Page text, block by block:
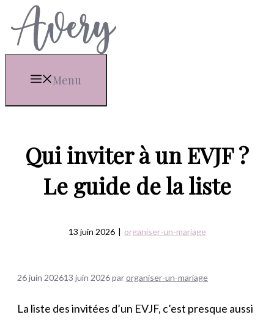
Aller
au
contenu
Menu
Qui inviter à un EVJF ?
Le guide de la liste
13 juin 2026 | organiser-un-mariage
26 juin 202613 juin 2026parorganiser-un-mariage
La liste des invitées d’un EVJF, c’est presque aussi